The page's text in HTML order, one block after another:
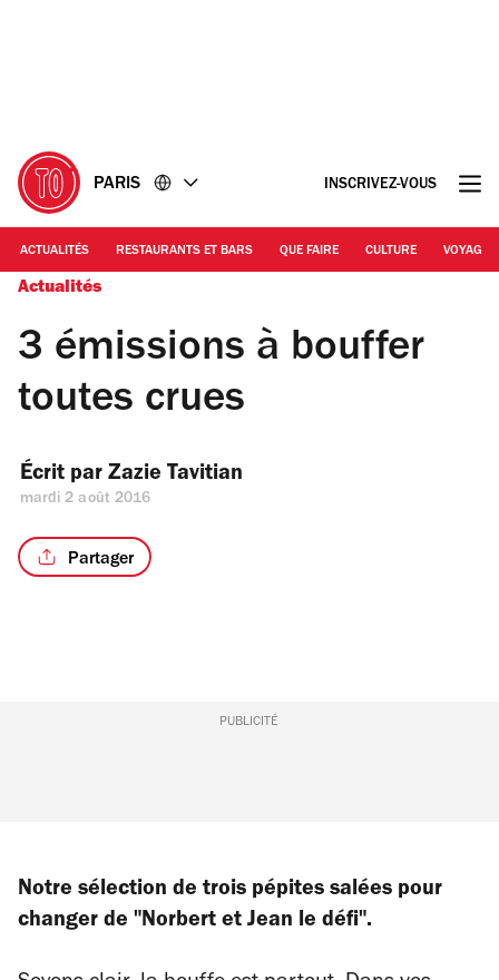
PARIS INSCRIVEZ-VOUS
ACTUALITÉS RESTAURANTS ET BARS QUE FAIRE CULTURE VOYAGE
Actualités
3 émissions à bouffer
toutes crues
Écrit par Zazie Tavitian
mardi 2 août 2016
Partager
PUBLICITÉ
Notre sélection de trois pépites salées pour
changer de "Norbert et Jean le défi".